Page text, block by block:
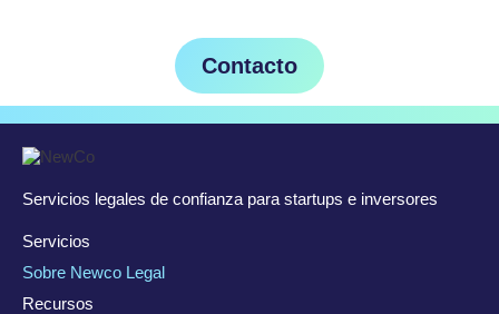
Contacto
Servicios legales de confianza para startups e inversores
Servicios
Sobre Newco Legal
Recursos